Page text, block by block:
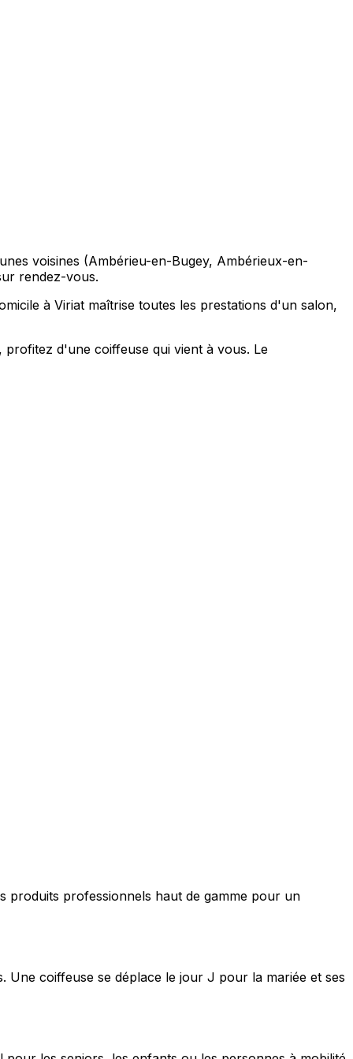
voisines (Ambérieu-en-Bugey, Ambérieux-en-
rendez-vous.
à Viriat maîtrise toutes les prestations d'un salon,
d'une coiffeuse qui vient à vous. Le
produits professionnels haut de gamme pour un
Une coiffeuse se déplace le jour J pour la mariée et ses